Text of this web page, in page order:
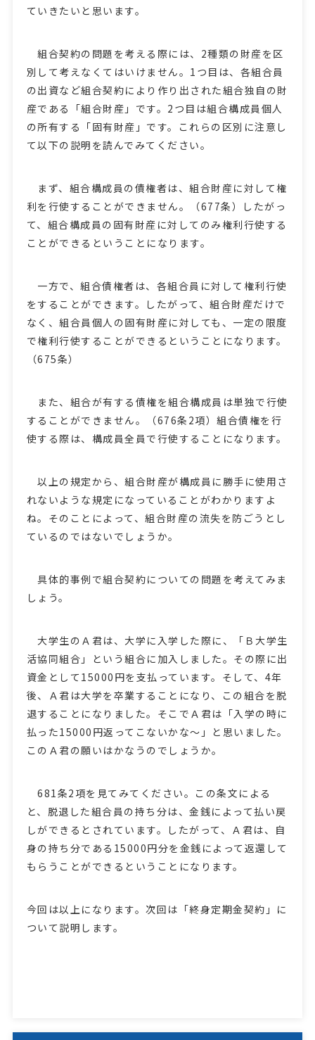
ていきたいと思います。
組合契約の問題を考える際には、2種類の財産を区
別して考えなくてはいけません。1つ目は、各組合員
の出資など組合契約により作り出された組合独自の財
産である「組合財産」です。2つ目は組合構成員個人
の所有する「固有財産」です。これらの区別に注意し
て以下の説明を読んでみてください。
まず、組合構成員の債権者は、組合財産に対して権
利を行使することができません。（677条）したがっ
て、組合構成員の固有財産に対してのみ権利行使する
ことができるということになります。
一方で、組合債権者は、各組合員に対して権利行使
をすることができます。したがって、組合財産だけで
なく、組合員個人の固有財産に対しても、一定の限度
で権利行使することができるということになります。
（675条）
また、組合が有する債権を組合構成員は単独で行使
することができません。（676条2項）組合債権を行
使する際は、構成員全員で行使することになります。
以上の規定から、組合財産が構成員に勝手に使用さ
れないような規定になっていることがわかりますよ
ね。そのことによって、組合財産の流失を防ごうとし
ているのではないでしょうか。
具体的事例で組合契約についての問題を考えてみま
しょう。
大学生のＡ君は、大学に入学した際に、「Ｂ大学生
活協同組合」という組合に加入しました。その際に出
資金として15000円を支払っています。そして、4年
後、Ａ君は大学を卒業することになり、この組合を脱
退することになりました。そこでＡ君は「入学の時に
払った15000円返ってこないかな～」と思いました。
このＡ君の願いはかなうのでしょうか。
681条2項を見てみてください。この条文による
と、脱退した組合員の持ち分は、金銭によって払い戻
しができるとされています。したがって、Ａ君は、自
身の持ち分である15000円分を金銭によって返還して
もらうことができるということになります。
今回は以上になります。次回は「終身定期金契約」に
ついて説明します。